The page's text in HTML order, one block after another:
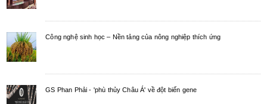
Công nghệ sinh học – Nền tảng của nông nghiệp thích ứng
GS Phan Phải - 'phù thủy Châu Á' về đột biến gene